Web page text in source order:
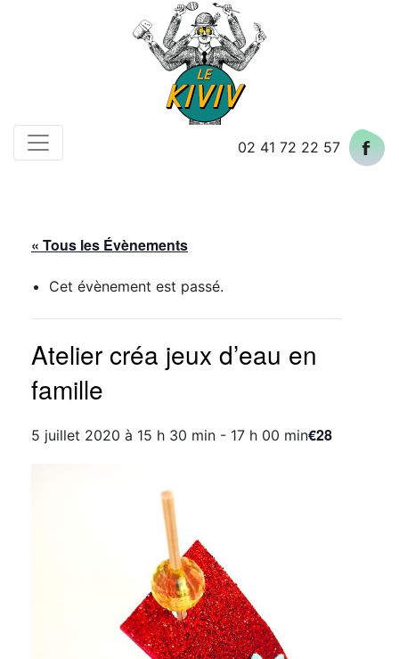
02 41 72 22 57
« Tous les Évènements
Cet évènement est passé.
Atelier créa jeux d’eau en
famille
5 juillet 2020 à 15 h 30 min - 17 h 00 min€28